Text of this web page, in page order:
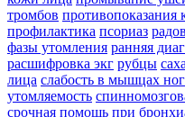
тромбов противопоказания
профилактика псориаз
фазы утомления ранняя
расшифровка экг рубцы
лица слабость в мышцах ног
утомляемость
срочная помощь при